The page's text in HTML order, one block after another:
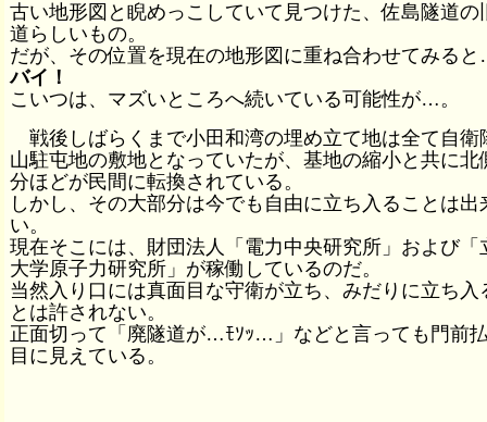
古い地形図と睨めっこしていて見つけた、佐島隧道の
道らしいもの。
だが、その位置を現在の地形図に重ね合わせてみる
バイ！
こいつは、マズいところへ続いている可能性が…。
戦後しばらくまで小田和湾の埋め立て地は全て自衛
山駐屯地の敷地となっていたが、基地の縮小と共に北
分ほどが民間に転換されている。
しかし、その大部分は今でも自由に立ち入ることは出
い。
現在そこには、財団法人「電力中央研究所」および「
大学原子力研究所」が稼働しているのだ。
当然入り口には真面目な守衛が立ち、みだりに立ち入
とは許されない。
正面切って「廃隧道が…ﾓｿｯ…」などと言っても門前
目に見えている。